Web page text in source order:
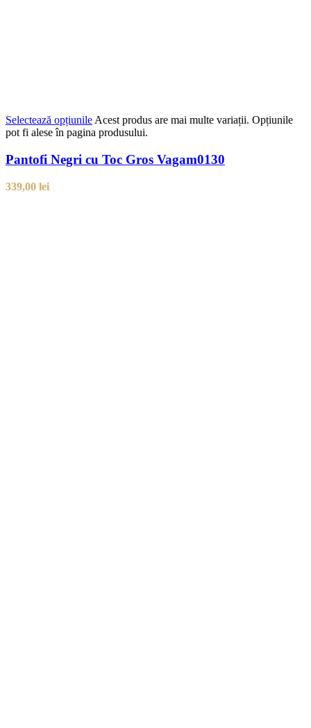
Selectează opțiunileAcest produs are mai multe variații. Opțiunile
pot fi alese în pagina produsului.
Pantofi Negri cu Toc Gros Vagam0130
339,00 lei